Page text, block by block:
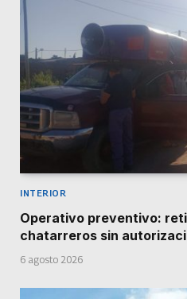
INTERIOR
Operativo preventivo:
chatarreros sin
6 agosto 2026